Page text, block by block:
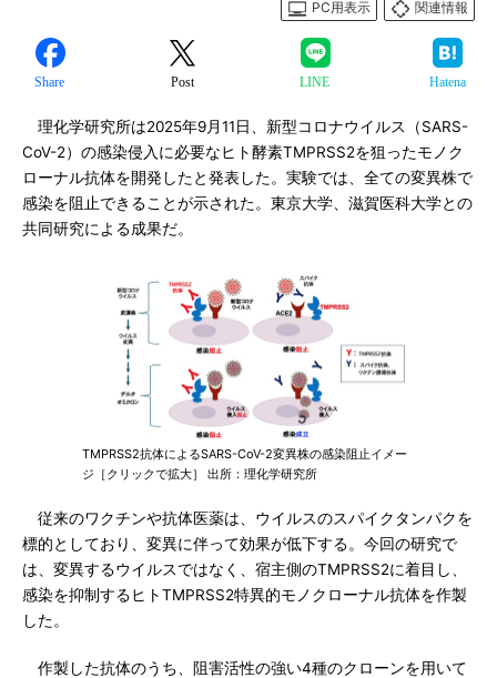
PC用表示
関連情報
Share Post LINE Hatena
理化学研究所は2025年9月11日、新型コロナウイルス（SARS-
CoV-2）の感染侵入に必要なヒト酵素TMPRSS2を狙ったモノク
ローナル抗体を開発したと発表した。実験では、全ての変異株で
感染を阻止できることが示された。東京大学、滋賀医科大学との
共同研究による成果だ。
TMPRSS2抗体によるSARS-CoV-2変異株の感染阻止イメー
ジ［クリックで拡大］ 出所：理化学研究所
従来のワクチンや抗体医薬は、ウイルスのスパイクタンパクを
標的としており、変異に伴って効果が低下する。今回の研究で
は、変異するウイルスではなく、宿主側のTMPRSS2に着目し、
感染を抑制するヒトTMPRSS2特異的モノクローナル抗体を作製
した。
作製した抗体のうち、阻害活性の強い4種のクローンを用いて